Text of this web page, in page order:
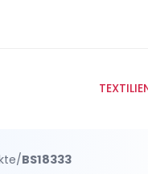
/BS18333